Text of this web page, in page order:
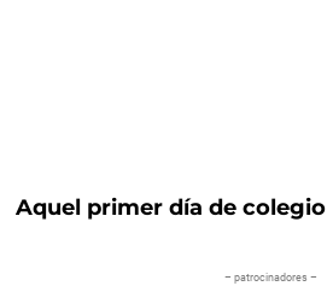
Aquel primer día de colegio
– patrocinadores –